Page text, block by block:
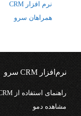
نرم افزار CRM
همراهان سرو
نرم‌افزار CRM سرو
راهنمای استفاده از SarvCRM
مشاهده دمو